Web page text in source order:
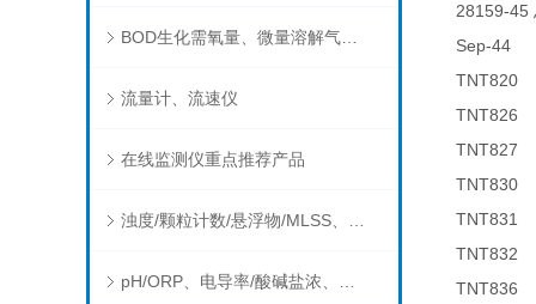
BOD生化需氧量、微量溶解气体和现场水质测试组件以及其他分析仪
流量计、流速仪
在线监测仪重点推荐产品
28159-45
Sep-
TNT820
TNT826
TNT827
TNT830
TNT831
TNT832
TNT836